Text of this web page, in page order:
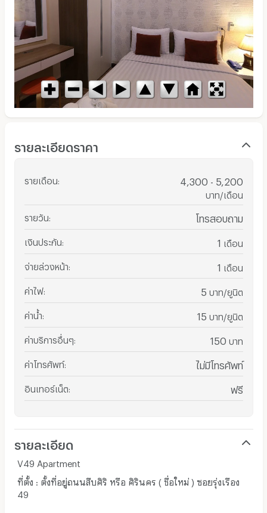
รายละเอียดราคา
รายเดือน 4,300 - 5,200
บาท/เดือน
รายวัน โทรสอบถาม
เงินประกัน 1 เดือน
จ่ายล่วงหน้า 1 เดือน
ค่าไฟ: 5 บาท/ยูนิต
ค่าน้ำ 15 บาท/ยูนิต
ค่าบริการอื่นๆ 150 บาท
ค่าโทรศัพท์: ไม่มีโทรศัพท์
อินเทอร์เน็ต ฟรี
รายละเอียด
V49 Apartment
ที่ตั้ง : ตั้งที่อยู่ถนนสืบศิริ หรือ ศิรินคร ( ชื่อใหม่ ) ซอยรุ่งเรือง
49